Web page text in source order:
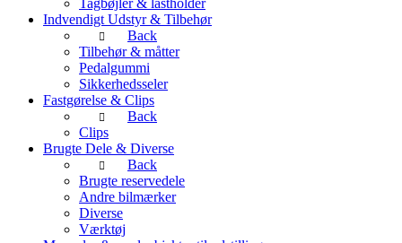
Indvendigt Udstyr & Tilbehør
Back
Tilbehør & måtter
Pedalgummi
Sikkerhedsseler
Fastgørelse & Clips
Back
Clips
Brugte Dele & Diverse
Back
Brugte reservedele
Andre bilmærker
Diverse
Værktøj